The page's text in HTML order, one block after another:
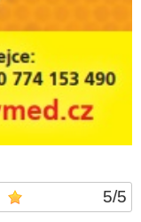
5/5